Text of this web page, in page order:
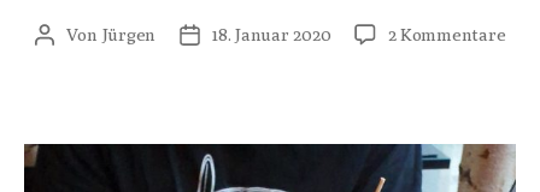
Beitragsautor
Von Jürgen Veröffentlichungsdatum
18. Januar 2020 2 Kommentarezu